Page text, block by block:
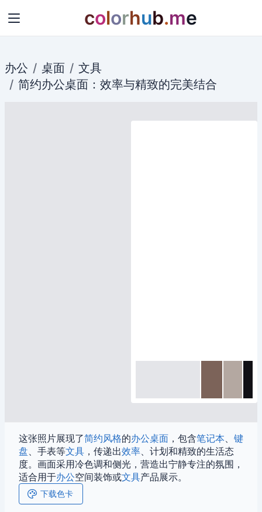
colorhub.me
办公 桌面
文具
简约办公桌面 ： 效率与精致的完美结合
这张照片展现了简约风格的办公桌面 ，包含笔记本、 键
盘、手表等文具 ，传递出效率、计划和精致的生活态
度。画面采用冷色调和侧光，营造出宁静专注的氛围，
适合用于办公空间装饰或文具产品展示。
下载色卡